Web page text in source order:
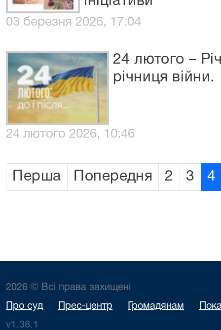
03 березня 2026, 17:04
24 лютого –
річниця війни.
24 лютого 2026, 10:46
Перша Попередня 2 3 4
2026 © Всі права захищені
Про суд Прес-центр Громадянам
v1.38.1